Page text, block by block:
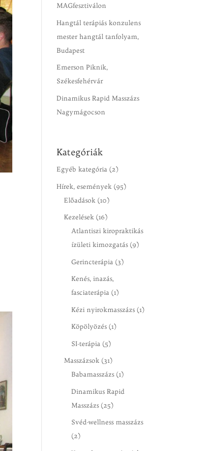
MAGfesztiválon
Hangtál terápiás konzulens
mester hangtál tanfolyam,
Budapest
Emerson Piknik,
Székesfehérvár
Dinamikus Rapid Masszázs
Nagymágocson
Kategóriák
Egyéb kategória (2)
Hírek, események (95)
Előadások (10)
Kezelések (16)
Atlantiszi kiropraktikás
ízületi kimozgatás (9)
Gerincterápia (3)
Kenés, inazás,
fasciaterápia (1)
Kézi nyirokmasszázs (1)
Köpölyözés (1)
SI-terápia (5)
Masszázsok (31)
Babamasszázs (1)
Dinamikus Rapid
Masszázs (25)
Svéd-wellness masszázs
(2)